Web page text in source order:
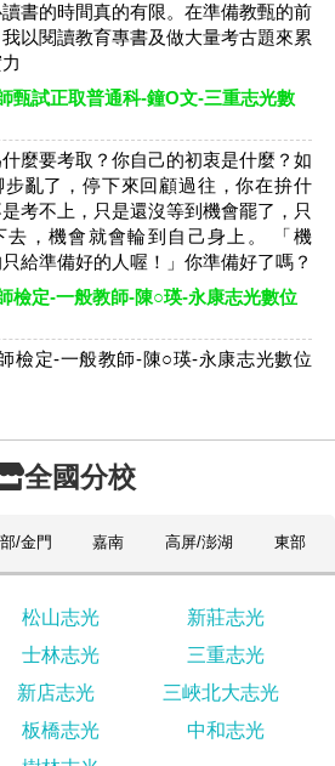
書的時間真的有限。在準備教甄的前
以閱讀教育專書及做大量考古題來累
甄試正取普通科-鐘O文-三重志光數
麼要考取？你自己的初衷是什麼？如
步亂了，停下來回顧過往，你在拚什
考不上，只是還沒等到機會罷了，只
去，機會就會輪到自己身上。 「機
給準備好的人喔！」你準備好了嗎？
檢定-一般教師-陳○瑛-永康志光數位
檢定-一般教師-陳○瑛-永康志光數位
全國分校
/金門 嘉南 高屏/澎湖 東部
松山志光
新莊志光
士林志光
三重志光
新店志光
三峽北大志光
板橋志光
中和志光